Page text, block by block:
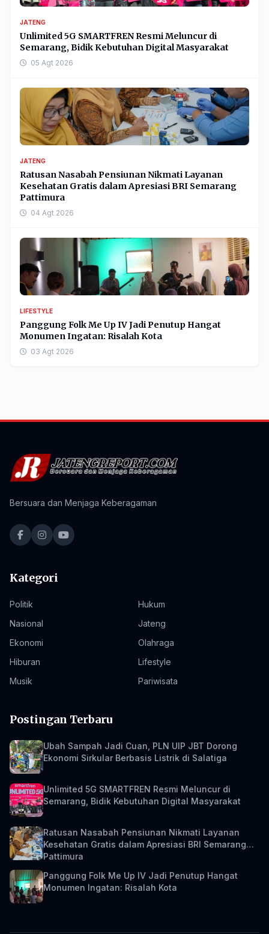
JATENG
Unlimited 5G SMARTFREN Resmi Meluncur di
Semarang, Bidik Kebutuhan Digital Masyarakat
05 Agt 2026
JATENG
Ratusan Nasabah Pensiunan Nikmati Layanan
Kesehatan Gratis dalam Apresiasi BRI Semarang
Pattimura
04 Agt 2026
LIFESTYLE
Panggung Folk Me Up IV Jadi Penutup Hangat
Monumen Ingatan: Risalah Kota
03 Agt 2026
Bersuara dan Menjaga Keberagaman
Kategori
Politik
Hukum
Nasional
Jateng
Ekonomi
Olahraga
Hiburan
Lifestyle
Musik
Pariwisata
Postingan Terbaru
Ubah Sampah Jadi Cuan, PLN UIP JBT Dorong
Ekonomi Sirkular Berbasis Listrik di Salatiga
Unlimited 5G SMARTFREN Resmi Meluncur di
Semarang, Bidik Kebutuhan Digital Masyarakat
Ratusan Nasabah Pensiunan Nikmati Layanan
Kesehatan Gratis dalam Apresiasi BRI Semarang
Pattimura
Panggung Folk Me Up IV Jadi Penutup Hangat
Monumen Ingatan: Risalah Kota